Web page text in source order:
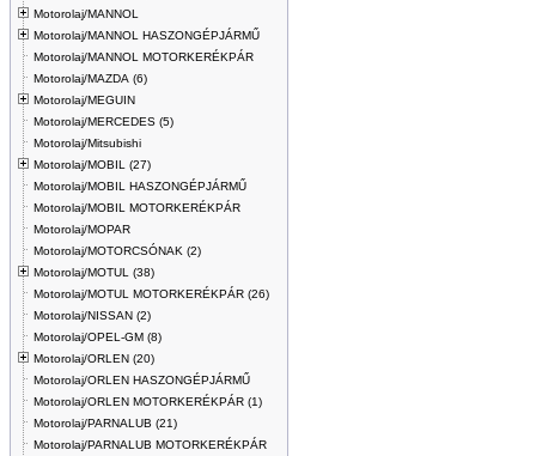
Motorolaj/MANNOL
Motorolaj/MANNOL HASZONGÉPJÁRMŰ
Motorolaj/MANNOL MOTORKERÉKPÁR
Motorolaj/MAZDA (6)
Motorolaj/MEGUIN
Motorolaj/MERCEDES (5)
Motorolaj/Mitsubishi
Motorolaj/MOBIL (27)
Motorolaj/MOBIL HASZONGÉPJÁRMŰ
Motorolaj/MOBIL MOTORKERÉKPÁR
Motorolaj/MOPAR
Motorolaj/MOTORCSÓNAK (2)
Motorolaj/MOTUL (38)
Motorolaj/MOTUL MOTORKERÉKPÁR (26)
Motorolaj/NISSAN (2)
Motorolaj/OPEL-GM (8)
Motorolaj/ORLEN (20)
Motorolaj/ORLEN HASZONGÉPJÁRMŰ
Motorolaj/ORLEN MOTORKERÉKPÁR (1)
Motorolaj/PARNALUB (21)
Motorolaj/PARNALUB MOTORKERÉKPÁR